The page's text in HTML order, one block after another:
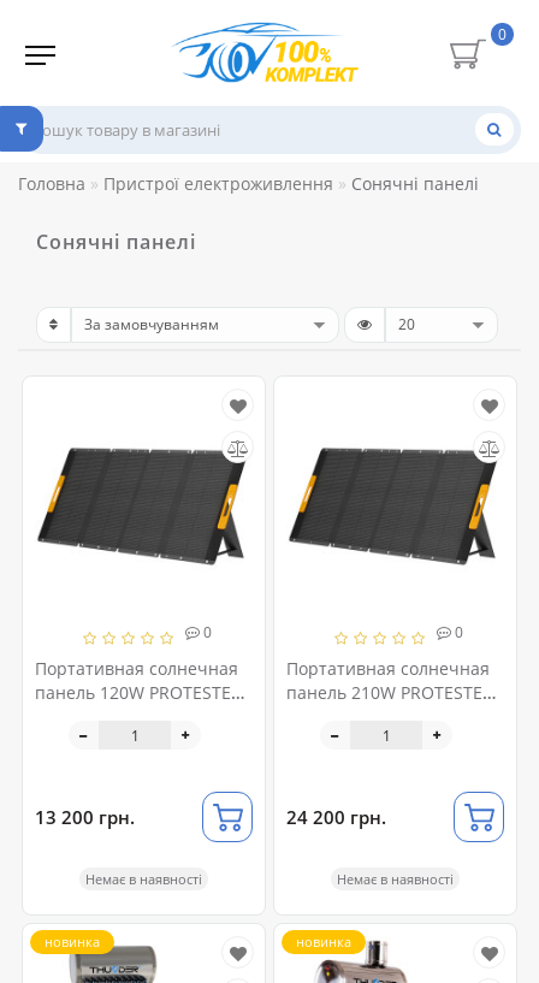
0
Головна Пристрої електроживлення Сонячні панелі
Сонячні панелі
0
Портативная солнечная
панель 120W PROTESTER
13 200 грн.
Немає в наявності
0
Портативная солнечная
панель 210W PROTESTER
24 200 грн.
Немає в наявності
новинка новинка